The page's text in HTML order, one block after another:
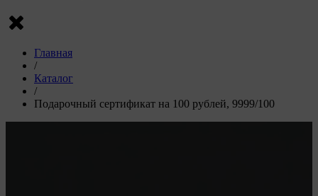
Главная
/
Каталог
/
Подарочный сертификат на 100 рублей, 9999/100